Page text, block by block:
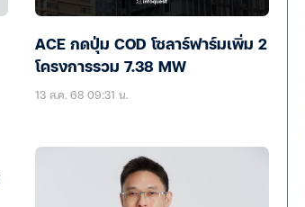
ACE กดปุ่ม COD โซลาร์ฟาร์มเพิ่ม 2
โครงการรวม 7.38 MW
13 ส.ค. 68 09:31 น.